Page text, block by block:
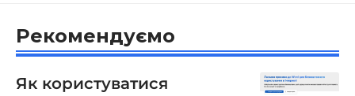
Рекомендуємо
Як користуватися